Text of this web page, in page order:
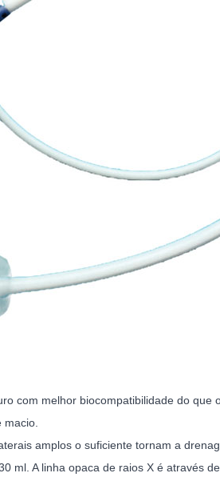
com melhor biocompatibilidade do que
macio.
amplos o suficiente tornam a
ml. A linha opaca de raios X é através